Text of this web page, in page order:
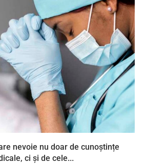
nevoie nu doar de cunoștințe
ci și de cele...